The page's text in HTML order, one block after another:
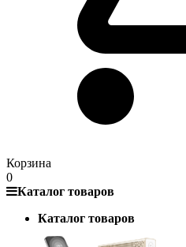
Корзина
0
Каталог товаров
Каталог товаров